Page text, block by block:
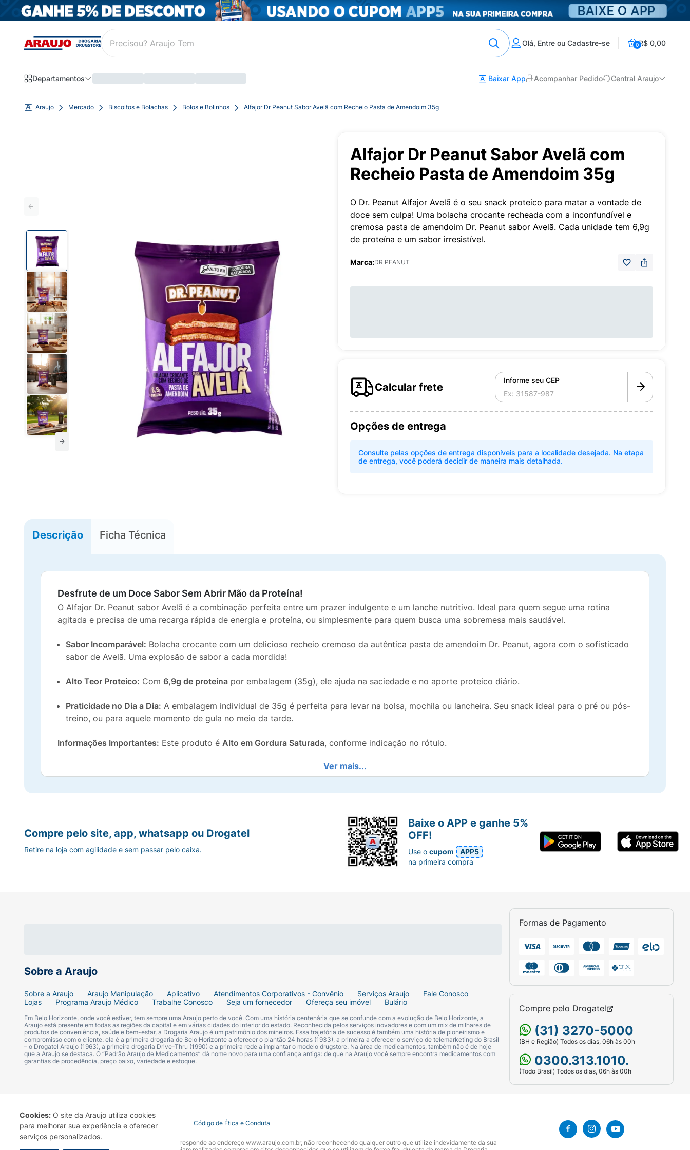
Cookies: O site da Araujo utiliza cookies
para melhorar sua experiência e oferecer
serviços personalizados.
Olá, Entre ou Cadastre-se 0R$ 0,00
Departamentos Baixar App Acompanhar Pedido Central Araujo
Araujo Mercado Biscoitos e Bolachas Bolos e Bolinhos Alfajor Dr Peanut Sabor Avelã com Recheio Pasta de Amendoim 35g
Alfajor Dr Peanut Sabor Avelã com
Recheio Pasta de Amendoim 35g
O Dr. Peanut Alfajor Avelã é o seu snack proteico para matar a vontade de
doce sem culpa! Uma bolacha crocante recheada com a inconfundível e
cremosa pasta de amendoim Dr. Peanut sabor Avelã. Cada unidade tem 6,9g
de proteína e um sabor irresistível.
Marca:DR PEANUT
Calcular frete
Informe seu CEP
Opções de entrega
Consulte pelas opções de entrega disponíveis para a localidade desejada. Na etapa
de entrega, você poderá decidir de maneira mais detalhada.
Descrição Ficha Técnica
Desfrute de um Doce Sabor Sem Abrir Mão da Proteína!
O Alfajor Dr. Peanut sabor Avelã é a combinação perfeita entre um prazer indulgente e um lanche nutritivo. Ideal para quem segue uma rotina
agitada e precisa de uma recarga rápida de energia e proteína, ou simplesmente para quem busca uma sobremesa mais saudável.
Sabor Incomparável: Bolacha crocante com um delicioso recheio cremoso da autêntica pasta de amendoim Dr. Peanut, agora com o sofisticado
sabor de Avelã. Uma explosão de sabor a cada mordida!
Alto Teor Proteico: Com 6,9g de proteína por embalagem (35g), ele ajuda na saciedade e no aporte proteico diário.
Praticidade no Dia a Dia: A embalagem individual de 35g é perfeita para levar na bolsa, mochila ou lancheira. Seu snack ideal para o pré ou pós-
treino, ou para aquele momento de gula no meio da tarde.
Informações Importantes: Este produto é Alto em Gordura Saturada, conforme indicação no rótulo.
Ver mais...
Sobre a Araujo
Sobre a Araujo Araujo Manipulação Aplicativo Atendimentos Corporativos - Convênio Serviços Araujo
Fale Conosco
Lojas
Programa Araujo Médico Trabalhe Conosco Seja um fornecedor Ofereça seu imóvel Bulário
Em Belo Horizonte, onde você estiver, tem sempre uma Araujo perto de você. Com uma história centenária que se confunde com a evolução de Belo Horizonte, a
Araujo está presente em todas as regiões da capital e em várias cidades do interior do estado. Reconhecida pelos serviços inovadores e com um mix de milhares de
produtos de conveniência, saúde e bem-estar, a Drogaria Araujo é um patrimônio dos mineiros. Essa trajetória de sucesso é também uma história de pioneirismo e
compromisso com o cliente: ela é a primeira drogaria de Belo Horizonte a oferecer o plantão 24 horas (1933), a primeira a oferecer o serviço de telemarketing do Brasil
– o Drogatel Araujo (1963), a primeira drogaria Drive-Thru (1990) e a primeira rede a implantar o modelo drugstore. Na área de medicamentos, também não é de hoje
que a Araujo se destaca. O “Padrão Araujo de Medicamentos” dá nome novo para uma confiança antiga: de que na Araujo você sempre encontra medicamentos com
garantias de procedência, preço baixo, variedade e estoque.
Formas de Pagamento
Compre pelo Drogatel
(31) 3270-5000
(BH e Região) Todos os dias, 06h às 00h
0300.313.1010.
(Todo Brasil) Todos os dias, 06h às 00h
Compre pelo site, app, whatsapp ou Drogatel
Retire na loja com agilidade e sem passar pelo caixa.
Baixe o APP e ganhe 5%
OFF!
Use ocupom
APP5
na primeira compra
Termo de Uso Portal da Privacidade Covid-19 Código de Ética e Conduta
A Drogaria Araujo S/A informa que o seu site oficial corresponde ao endereço www.araujo.com.br, não reconhecendo qualquer outro que utilize indevidamente da sua